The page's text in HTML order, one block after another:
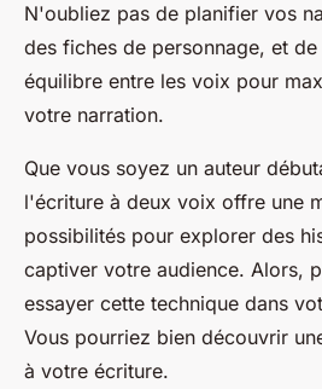
N'oubliez pas de planifier vos
des fiches de personnage, et
équilibre entre les voix pour
votre narration.
Que vous soyez un auteur
l'écriture à deux voix offre une
possibilités pour explorer des
captiver votre audience. Alors,
essayer cette technique dans
Vous pourriez bien découvrir
à votre écriture.